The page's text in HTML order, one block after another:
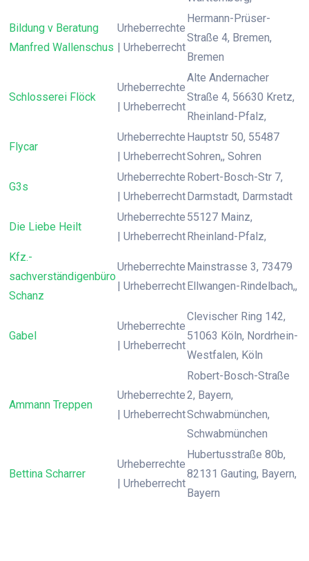
Bildung v Beratung
Manfred Wallenschus
Urheberrechte
| Urheberrecht
Hermann-Prüser-
Straße 4, Bremen,
Bremen
Schlosserei Flöck
Urheberrechte
| Urheberrecht
Alte Andernacher
Straße 4, 56630 Kretz,
Rheinland-Pfalz,
Flycar
Urheberrechte
| Urheberrecht
Hauptstr 50, 55487
Sohren,, Sohren
G3s
Urheberrechte
| Urheberrecht
Robert-Bosch-Str 7,
Darmstadt, Darmstadt
Die Liebe Heilt
Urheberrechte
| Urheberrecht
55127 Mainz,
Rheinland-Pfalz,
Kfz.-
sachverständigenbüro
Schanz
Urheberrechte
| Urheberrecht
Mainstrasse 3, 73479
Ellwangen-Rindelbach,,
Gabel
Urheberrechte
| Urheberrecht
Clevischer Ring 142,
51063 Köln, Nordrhein-
Westfalen, Köln
Ammann Treppen
Urheberrechte
| Urheberrecht
Robert-Bosch-Straße
2, Bayern,
Schwabmünchen,
Schwabmünchen
Bettina Scharrer
Urheberrechte
| Urheberrecht
Hubertusstraße 80b,
82131 Gauting, Bayern,
Bayern